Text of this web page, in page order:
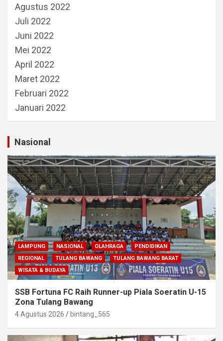
Agustus 2022
Juli 2022
Juni 2022
Mei 2022
April 2022
Maret 2022
Februari 2022
Januari 2022
Nasional
LAMPUNG NASIONAL OLAHRAGA
PENDIDIKAN
REGIONAL
TULANG BAWANG
TULANG BAWANG BARAT
WISATA & BUDAYA
SSB Fortuna FC Raih Runner-up Piala Soeratin U-15
Zona Tulang Bawang
4 Agustus 2026 bintang_565